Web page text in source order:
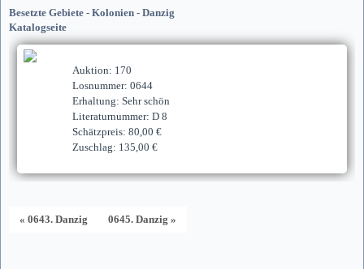
Besetzte Gebiete - Kolonien - Danzig
Katalogseite
Auktion: 170
Losnummer: 0644
Erhaltung: Sehr schön
Literaturnummer: D 8
Schätzpreis: 80,00 €
Zuschlag: 135,00 €
« 0643. Danzig 0645. Danzig »